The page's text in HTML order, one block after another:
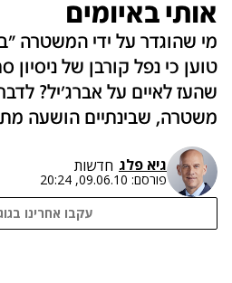
אותי באיומים
מי שהוגדר על ידי המשטרה
טוען כי נפל קורבן של ניסיון
שהעז לאיים על אברג'יל?
משטרה, שבינתיים הושעה
גיא פלג חדשות
פורסם: 09.06.10, 20:24
עקבו אחרינו
נתקלנו